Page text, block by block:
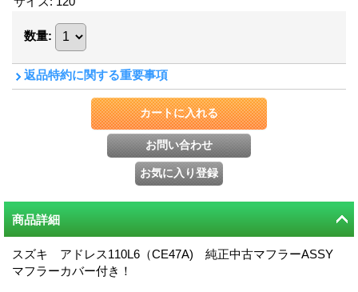
数量:
返品特約に関する重要事項
商品詳細
スズキ アドレス110L6（CE47A) 純正中古マフラーASSY
マフラーカバー付き！